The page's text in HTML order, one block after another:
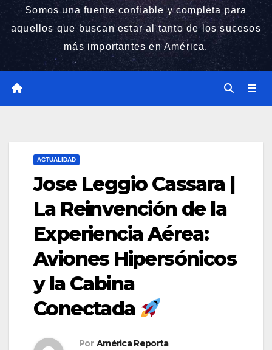
Somos una fuente confiable y completa para
aquellos que buscan estar al tanto de los sucesos
más importantes en América.
ACTUALIDAD
Jose Leggio Cassara |
La Reinvención de la
Experiencia Aérea:
Aviones Hipersónicos
y la Cabina
Conectada
Por América Reporta